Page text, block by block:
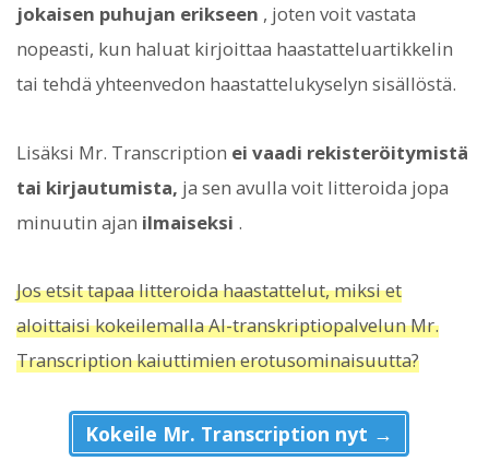
jokaisen puhujan erikseen , joten voit vastata
nopeasti, kun haluat kirjoittaa haastatteluartikkelin
tai tehdä yhteenvedon haastattelukyselyn sisällöstä.
Lisäksi Mr. Transcription ei vaadi rekisteröitymistä
tai kirjautumista, ja sen avulla voit litteroida jopa
minuutin ajan ilmaiseksi .
Jos etsit tapaa litteroida haastattelut, miksi et
aloittaisi kokeilemalla AI-transkriptiopalvelun Mr.
Transcription kaiuttimien erotusominaisuutta?
Kokeile Mr. Transcription nyt →